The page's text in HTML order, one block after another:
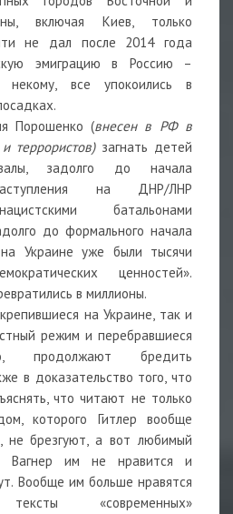
включая Киев, только
не дал после 2014 года
эмиграцию в Россию –
некому, все упокоились в
Порошенко (внесен в РФ в
террористов) загнать детей
задолго до начала
на ДНР/ЛНР
батальонами
до формального начала
Украине уже были тысячи
ценностей».
в миллионы.
на Украине, так и
режим и перебравшиеся
продолжают бредить
в доказательство того, что
что читают не только
которого Гитлер вообще
не брезгуют, а вот любимый
Вагнер им не нравится и
Вообще им больше нравятся
тексты «современных»